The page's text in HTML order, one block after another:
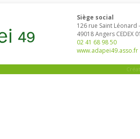
Siège social
126 rue Saint Léonard -
49018Angers CEDEX 01
02 41 68 98 50
www.adapei49.asso.fr